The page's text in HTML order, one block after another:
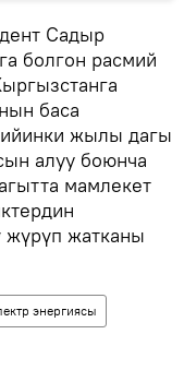
Садыр
болгон расмий
баса
жылы дагы
алуу боюнча
мамлекет
жүрүп жатканы
энергиясы